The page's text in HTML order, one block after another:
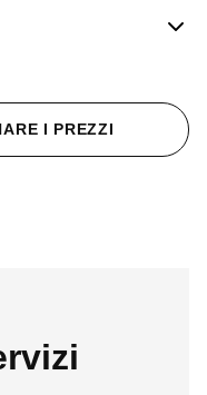
I PREZZI